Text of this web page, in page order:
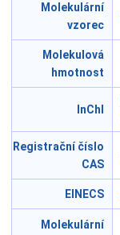
Molekulární
vzorec
Molekulová
hmotnost
InChl
Registrační číslo
CAS
EINECS
Molekulární